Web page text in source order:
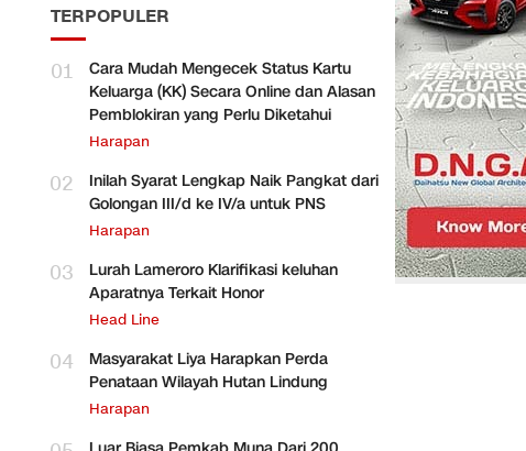
TERPOPULER
01
Cara Mudah Mengecek Status Kartu
Keluarga (KK) Secara Online dan Alasan
Pemblokiran yang Perlu Diketahui
Harapan
02
Inilah Syarat Lengkap Naik Pangkat dari
Golongan III/d ke IV/a untuk PNS
Harapan
03
Lurah Lameroro Klarifikasi keluhan
Aparatnya Terkait Honor
Head Line
04
Masyarakat Liya Harapkan Perda
Penataan Wilayah Hutan Lindung
Harapan